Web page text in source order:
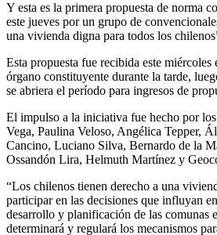
Y esta es la primera propuesta de norma
este jueves por un grupo de
una vivienda digna para todos los
Esta propuesta fue recibida este
órgano constituyente durante la tarde,
se abriera el período para ingresos de
El impulso a la iniciativa fue hecho por
Vega, Paulina Veloso, Angélica Tepper,
Cancino, Luciano Silva, Bernardo de la
Ossandón Lira, Helmuth Martínez y
“Los chilenos tienen derecho a una
participar en las decisiones que influyan
desarrollo y planificación de las comunas
determinará y regulará los mecanismos